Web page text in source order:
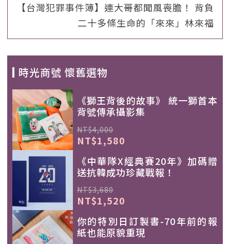
【台灣犯罪事件簿】連大哥都聞風喪膽！ 背負
二十多條生命的「來來」林來福
時光商號 懷舊選物
《獅王背後的故事》 統一獅首本
背號傳承攝影集
NT$4,000
NT$1,580
《中華隊X經典賽20年》加碼贈
送抗韓成功珍藏戰報！
NT$3,680
NT$1,520
你的特別日訂製書-70年前的報
紙也能原貌重現